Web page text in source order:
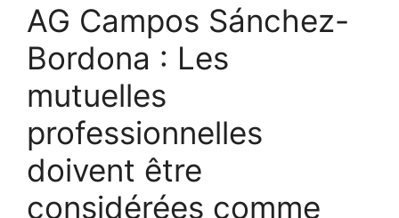
AG Campos Sánchez-
Bordona : Les
mutuelles
professionnelles
doivent être
considérées comme